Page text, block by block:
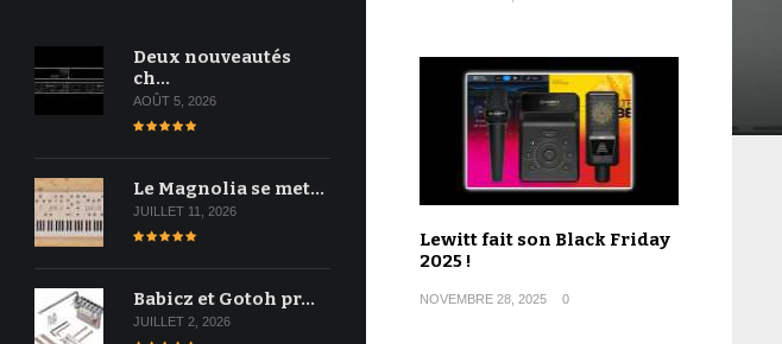
Deux nouveautés
ch…
AOÛT 5, 2026
Le Magnolia se met…
JUILLET 11, 2026
Babicz et Gotoh pr…
JUILLET 2, 2026
Lewitt fait son Black Friday
2025 !
NOVEMBRE 28, 2025 0